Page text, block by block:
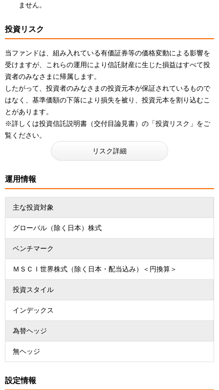
ません。
投資リスク
当ファンドは、組み入れている有価証券等の価格変動による影響を
受けますが、これらの運用により信託財産に生じた損益はすべて投
資者のみなさまに帰属します。
したがって、投資者のみなさまの投資元本が保証されているもので
はなく、基準価額の下落により損失を被り、投資元本を割り込むこ
とがあります。
※詳しくは投資信託説明書（交付目論見書）の「投資リスク」をご
覧ください。
リスク詳細
運用情報
主な投資対象
グローバル（除く日本）株式
ベンチマーク
ＭＳＣＩ世界株式（除く日本・配当込み）＜円換算＞
投資スタイル
インデックス
為替ヘッジ
無ヘッジ
設定情報